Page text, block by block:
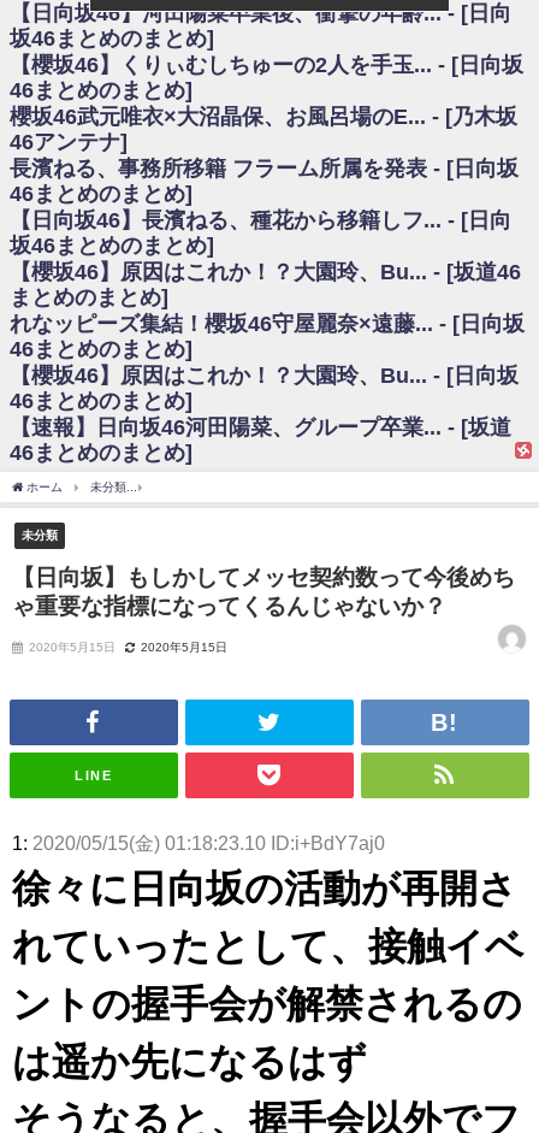
願いバッハ！』ミーグリ日程がこちら
欅坂/日向坂46まとめのまとめ / 【櫻坂46】ミーグリで喧嘩！？山下瞳月、
これはマジギレしてる
乃木坂46アンテナ / 【櫻坂46】ハリソン守屋「ゆーづのせいです」【ラヴ
ィット!】
乃木坂あんてな ～乃木坂46・欅坂46・日向坂46のニュース・情報・話題
をピックアップ / 良い品揃え！櫻坂46 12thシングル『Make or Break』オフィ
シャルグッズ絶賛販売受付中
日向坂46まとめのまとめ / 【日向坂46】この月、何かあるのか！？『お願
いバッハ！』ミーグリ日程がこちら
日向坂46まとめのまとめ / 【元日向坂46】この卒業生、めちゃくちゃテレ
ビで見かけるな
欅坂/日向坂46まとめのまとめ / 【櫻坂46】リアルミーグリであの販売も！
『Make or Break』オフィシャルグッズ解禁
乃木坂46アンテナ / 【櫻坂46】ミーグリで喧嘩！？山下瞳月、これはマジ
ギレしてる
乃木坂あんてな ～乃木坂46・欅坂46・日向坂46のニュース・情報・話題
をピックアップ / れなッピーズ集結！櫻坂46守屋麗奈×遠藤理子、8/6「ラヴィ
ット！」水曜スタジオ出演決定
日向坂46まとめのまとめ / 【日向坂46】富田鈴花、次の事務所が決まって
そう！？
日向坂46まとめのまとめ / 【日向坂46】富田鈴花、次の事務所が決まって
そう！？
ハ！』ミーグリ日程がこちら
乃木坂あんてな ～乃木坂46・欅坂46・日向坂46のニュース・情報・話題
をピックアップ / 日向坂46卒業後初共演！佐々木久美さん、師匠オードリー若
林さんと再会した結果･･･【激レアさんを連れてきた。】
欅坂46/日向坂46まとめのまとめ / 『anan』の表紙の櫻坂46さん、多様性
の時代だと話題に
wwwwwwwwwwww
日向坂46まとめのまとめ / 筒井あやめ、アレをチラリ。こういう偶然の方
日向坂46まとめのまとめ / 【日向坂46】富田鈴花1st写真集の先行カット、
花考案グッズ＆生写真5種が公開される
日向坂46まとめのまとめ / これから彼氏と行為する直前の賀喜遥香、やば
い
信！【2022.3.22 17:15〜 SHOWROOM】
アイドル – ぷぅアンテナ / 2022年3月22日（火）のメディア情報
アイドル – ぷぅアンテナ / 【乃木坂46】井上和の『なぎおはぎ』って こん
ぺいとう×いちごみるく×マヨラー星人 と同じと考えてよろしいですか？
ーン.gif
ふぇどみ！ / 【悲報】呪術廻戦、視聴率5.1%
ふぇどみ！ / 【画像】スポ－ツキャスターお姉さん・ハメまくりだったｗｗ
ｗｗｗｗｗｗｗｗｗｗ
【日向坂46】河田陽菜卒業後、衝撃の年齢... - [日向
坂46まとめのまとめ]
【櫻坂46】くりぃむしちゅーの2人を手玉... - [日向坂
46まとめのまとめ]
櫻坂46武元唯衣×大沼晶保、お風呂場のE... - [乃木坂
46アンテナ]
長濱ねる、事務所移籍 フラーム所属を発表 - [日向坂
46まとめのまとめ]
【日向坂46】長濱ねる、種花から移籍しフ... - [日向
坂46まとめのまとめ]
【櫻坂46】原因はこれか！？大園玲、Bu... - [坂道46
まとめのまとめ]
れなッピーズ集結！櫻坂46守屋麗奈×遠藤... - [日向坂
46まとめのまとめ]
【櫻坂46】原因はこれか！？大園玲、Bu... - [日向坂
46まとめのまとめ]
【速報】日向坂46河田陽菜、グループ卒業... - [坂道
46まとめのまとめ]
ホーム 未分類
未分類
【日向坂】もしかしてメッセ契約数って今後めち
ゃ重要な指標になってくるんじゃないか？
2020年5月15日 2020年5月15日
LINE
1: 2020/05/15(金) 01:18:23.10 ID:i+BdY7aj0
徐々に日向坂の活動が再開さ
れていったとして、接触イベ
ントの握手会が解禁されるの
は遥か先になるはず
そうなると、握手会以外でフ